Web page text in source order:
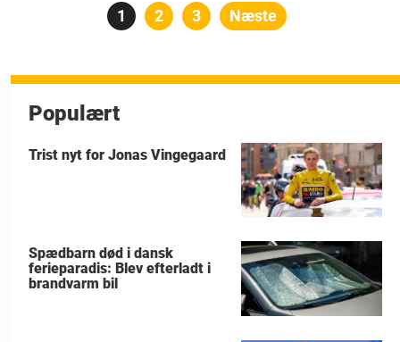
Indlægsinddeling
Side
1 Side
2 Side
3 Næste
Populært
Trist nyt for Jonas Vingegaard
Spædbarn død i dansk
ferieparadis: Blev efterladt i
brandvarm bil